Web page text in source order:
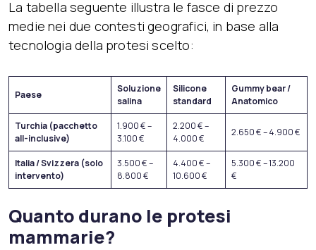
La tabella seguente illustra le fasce di prezzo
medie nei due contesti geografici, in base alla
tecnologia della protesi scelto:
Paese
Soluzione
salina
Silicone
standard
Gummy bear /
Anatomico
Turchia (pacchetto
all-inclusive)
1.900 € –
3.100 €
2.200 € –
4.000 €
2.650 € – 4.900 €
Italia / Svizzera (solo
intervento)
3.500 € –
8.800 €
4.400 € –
10.600 €
5.300 € – 13.200
€
Quanto durano le protesi
mammarie?